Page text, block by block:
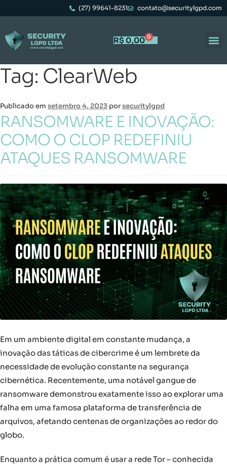
(27) 99641-8231 contato@securitylgpd.com
R$ 0,00 0
Tag: ClearWeb
Publicado em setembro 4, 2023 porsecuritylgpd
RANSOMWARE E INOVAÇÃO:
COMO O CLOP REDEFINIU
ATAQUES RANSOMWARE
Em um ambiente digital em constante mudança, a
inovação das táticas de cibercrime é um lembrete da
necessidade de evolução constante na segurança
cibernética. Recentemente, uma notável gangue de
ransomware demonstrou exatamente isso ao explorar uma
falha em uma famosa plataforma de transferência de
arquivos, afetando centenas de organizações ao redor do
globo.
Enquanto a prática comum é usar a rede Tor – conhecida